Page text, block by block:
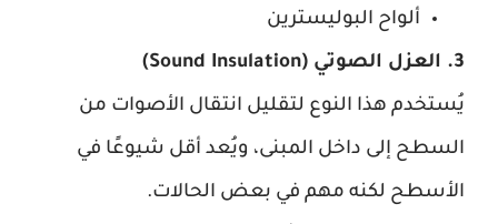
ألواح البوليسترين
3. العزل الصوتي (Sound Insulation)
يُستخدم هذا النوع لتقليل انتقال الأصوات من
السطح إلى داخل المبنى، ويُعد أقل شيوعًا في
الأسطح لكنه مهم في بعض الحالات.